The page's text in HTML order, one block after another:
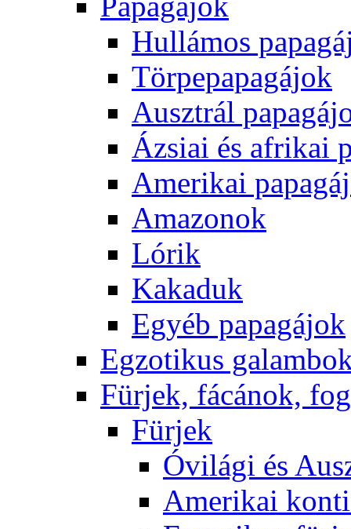
Hullámos
Törpepapagájok
Ausztrál
Ázsiai és afrikai
Amerikai
Amazonok
Lórik
Kakaduk
Egyéb papagájok
Egzotikus
Fürjek, fácánok,
Fürjek
Óvilági és
Amerikai